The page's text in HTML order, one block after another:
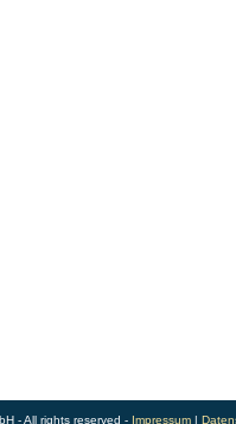
- All rights reserved - Impressum|